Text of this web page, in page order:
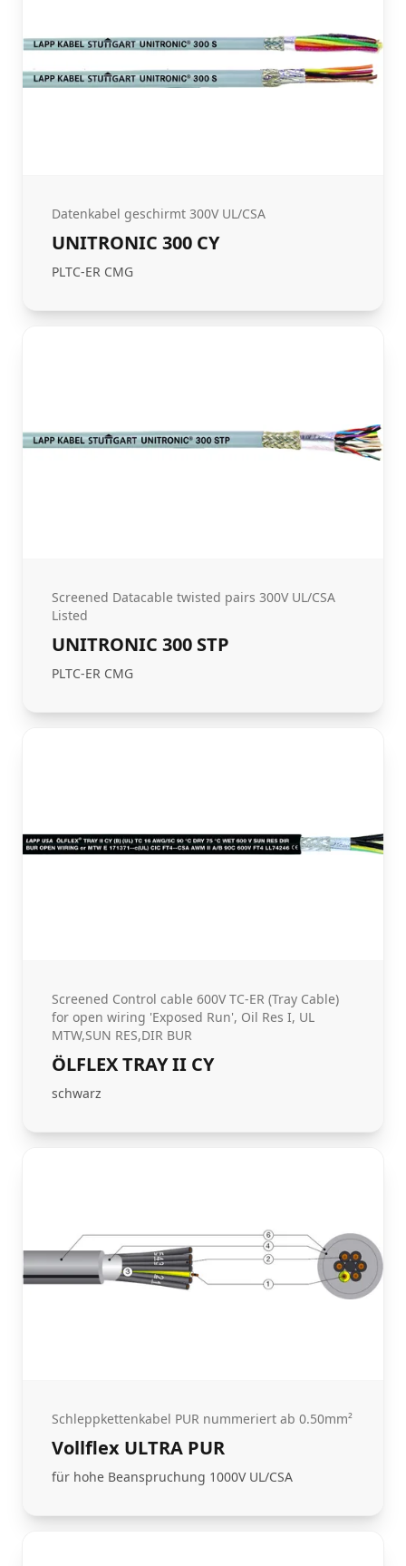
Datenkabel geschirmt 300V UL/CSA
UNITRONIC 300 CY
PLTC-ER CMG
Screened Datacable twisted pairs 300V UL/CSA
Listed
UNITRONIC 300 STP
PLTC-ER CMG
Screened Control cable 600V TC-ER (Tray Cable)
for open wiring 'Exposed Run', Oil Res I, UL
MTW,SUN RES,DIR BUR
ÖLFLEX TRAY II CY
schwarz
Schleppkettenkabel PUR nummeriert ab 0.50mm²
Vollflex ULTRA PUR
für hohe Beanspruchung 1000V UL/CSA